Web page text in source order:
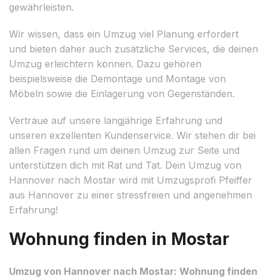
gewährleisten.
Wir wissen, dass ein Umzug viel Planung erfordert
und bieten daher auch zusätzliche Services, die deinen
Umzug erleichtern können. Dazu gehören
beispielsweise die Demontage und Montage von
Möbeln sowie die Einlagerung von Gegenständen.
Vertraue auf unsere langjährige Erfahrung und
unseren exzellenten Kundenservice. Wir stehen dir bei
allen Fragen rund um deinen Umzug zur Seite und
unterstützen dich mit Rat und Tat. Dein Umzug von
Hannover nach Mostar wird mit Umzugsprofi Pfeiffer
aus Hannover zu einer stressfreien und angenehmen
Erfahrung!
Wohnung finden in Mostar
Umzug von Hannover nach Mostar: Wohnung finden